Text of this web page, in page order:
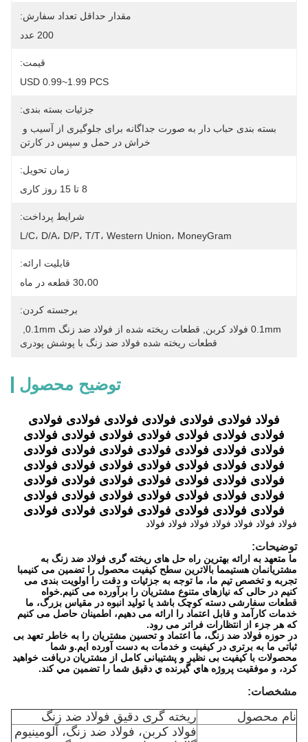
مقدار حداقل تعداد سفارش:
200 عدد
قیمت:
USD 0.99~1.99 PCS
جزئیات بسته بندی:
خراش در حمل و سپس در کارتن
زمان تحویل:
8 تا 15 روز کاری
شرایط پرداخت:
L/C، D/A، D/P، T/T، Western Union، MoneyGram
قابلیت ارائه:
30،00 قطعه در ماه
برجسته کردن:
0.1mm فولاد کربن
قطعات ریخته شده از فولاد ضد زنگ 0.1mm
قطعات ریخته شده فولاد ضد زنگ با پوشش پودری
توضیح محصول
فولاد فولادی فولادی فولادی فولادی فولادی فولادی
فولادی فولادی فولادی فولادی فولادی فولادی فولادی
فولادی فولادی فولادی فولادی فولادی فولادی فولادی
فولادی فولادی فولادی فولادی فولادی فولادی فولادی
فولادی فولادی فولادی فولادی فولادی فولادی فولادی
فولادی فولادی فولادی فولادی فولادی فولادی فولادی
فولادی فولادی فولادی فولادی فولادی فولادی فولادی
فولاد فولاد فولاد فولاد فولاد فولاد فولاد
توضیحات:
ما متعهد به ارائه بهترین راه حل های ریخته گری فولاد ضد زنگ به
مشتریانمان هستیمما بالاترین سطح کیفیت محصول را تضمین می کنیمبا
تجربه و تخصص تيم ما، ما توجه به جزئیات و دقت را اولویت بندی می
کنیم در حالی که نیازهای متنوع مشتریان را برآورده می کنیم.خواه
قطعات سفارشی دسته کوچک باشد یا تولید انبوه در مقیاس بزرگ، ما
خدمات کارآمد و قابل اعتماد را ارائه می دهیم، اطمینان حاصل می کنیم
که هر جزء از انتظارات فراتر می رود.
در حوزه فولاد ضد زنگ، ما اعتماد و تحسین مشتریان را به خاطر تعهد بی
ثباتی ما به برتری در کیفیت و خدمات به دست آورده ایم.و شما
محصولات با کیفیت بی نظیر و پشتیبانی کامل از مشتریان دریافت خواهید
کرد، و موفقيت پروژه هاي گيرنده ي دقيق شما را تضمین مي کند.
مشخصات:
نام محصول
ریخته گری دقیق فولاد ضد زنگ
فولاد کربن، فولاد ضد زنگ، آلومینیوم